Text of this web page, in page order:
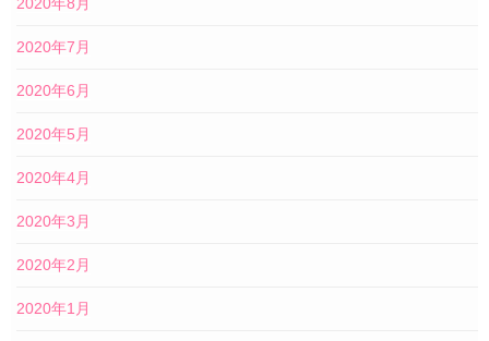
2020年7月
2020年6月
2020年5月
2020年4月
2020年3月
2020年2月
2020年1月